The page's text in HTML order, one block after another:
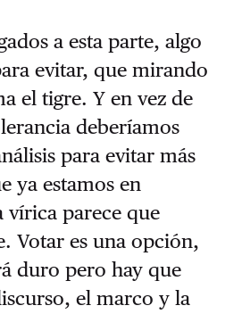
a esta parte, algo
evitar, que mirando
el tigre. Y en vez de
deberíamos
para evitar más
ya estamos en
vírica parece que
Votar es una opción,
duro pero hay que
el marco y la